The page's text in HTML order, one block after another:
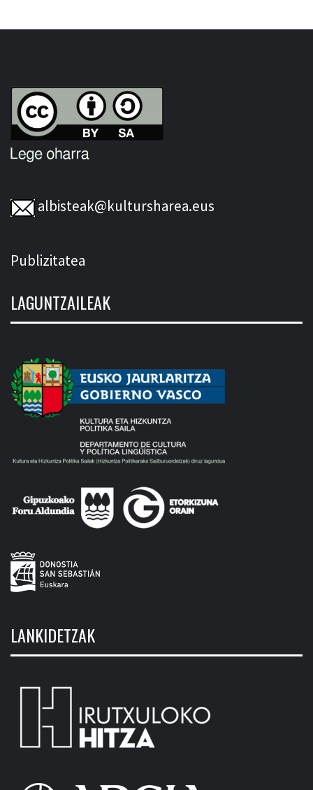
albisteak@kultursharea.eus
Publizitatea
LAGUNTZAILEAK
LANKIDETZAK